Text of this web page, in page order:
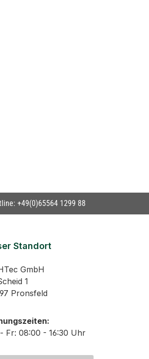
+49(0)65564 1299 88
Standort
GmbH
1
Pronsfeld
Fr: 08:00 - 16:30 Uhr